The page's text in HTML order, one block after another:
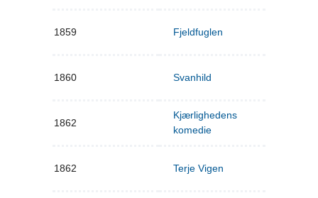
1859 Fjeldfuglen
1860 Svanhild
1862
Kjærlighedens
komedie
1862 Terje Vigen